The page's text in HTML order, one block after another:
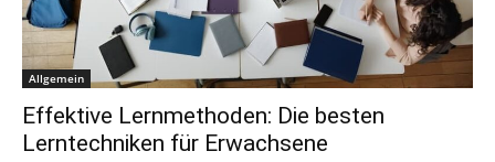
Allgemein
Effektive Lernmethoden: Die besten
Lerntechniken für Erwachsene